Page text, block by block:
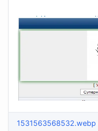
1531563568532.webp